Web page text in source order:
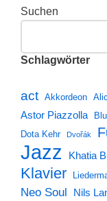
Suchen
Schlagwörter
act Akkordeon
Astor Piazzolla
Dota Kehr
Dvořák
Jazz Khatia
Klavier
Neo Soul Nils